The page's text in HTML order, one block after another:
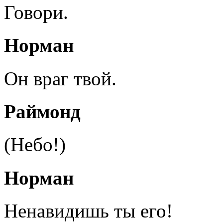
Говори.
Норман
Он враг твой.
Раймонд
(Небо!)
Норман
Ненавидишь ты его!